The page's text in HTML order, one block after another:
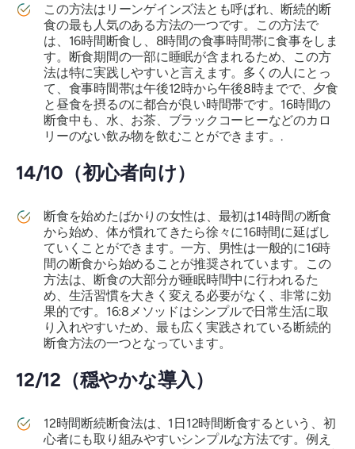
この方法はリーンゲインズ法とも呼ばれ、断続的断
食の最も人気のある方法の一つです。この方法で
は、16時間断食し、8時間の食事時間帯に食事をしま
す。断食期間の一部に睡眠が含まれるため、この方
法は特に実践しやすいと言えます。多くの人にとっ
て、食事時間帯は午後12時から午後8時までで、夕食
と昼食を摂るのに都合が良い時間帯です。16時間の
断食中も、水、お茶、ブラックコーヒーなどのカロ
リーのない飲み物を飲むことができます。.
14/10（初心者向け）
断食を始めたばかりの女性は、最初は14時間の断食
から始め、体が慣れてきたら徐々に16時間に延ばし
ていくことができます。一方、男性は一般的に16時
間の断食から始めることが推奨されています。この
方法は、断食の大部分が睡眠時間中に行われるた
め、生活習慣を大きく変える必要がなく、非常に効
果的です。16:8メソッドはシンプルで日常生活に取
り入れやすいため、最も広く実践されている断続的
断食方法の一つとなっています。
12/12（穏やかな導入）
12時間断続断食法は、1日12時間断食するという、初
心者にも取り組みやすいシンプルな方法です。例え